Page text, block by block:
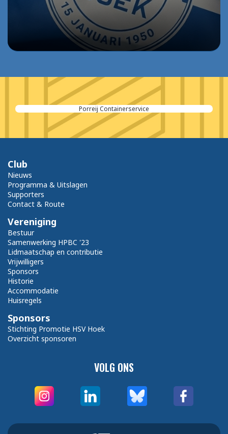
Porreij Containerservice
VOLG ONS
Club
Nieuws
Programma & Uitslagen
Supporters
Contact & Route
Vereniging
Bestuur
Samenwerking HPBC '23
Lidmaatschap en contributie
Vrijwilligers
Sponsors
Historie
Accommodatie
Huisregels
Sponsors
Stichting Promotie HSV Hoek
Overzicht sponsoren